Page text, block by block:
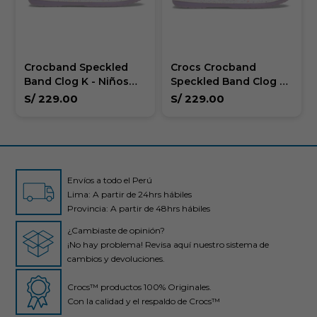
Crocband Speckled
Band Clog K - Niños
mas de 5 años
S/ 229.00
Crocs Crocband
Speckled Band Clog T
- Niños 1 a 5 años
S/ 229.00
Envíos a todo el Perú
Lima: A partir de 24hrs hábiles
Provincia: A partir de 48hrs hábiles
¿Cambiaste de opinión?
¡No hay problema! Revisa aquí nuestro sistema de
cambios y devoluciones.
Crocs™ productos 100% Originales.
Con la calidad y el respaldo de Crocs™